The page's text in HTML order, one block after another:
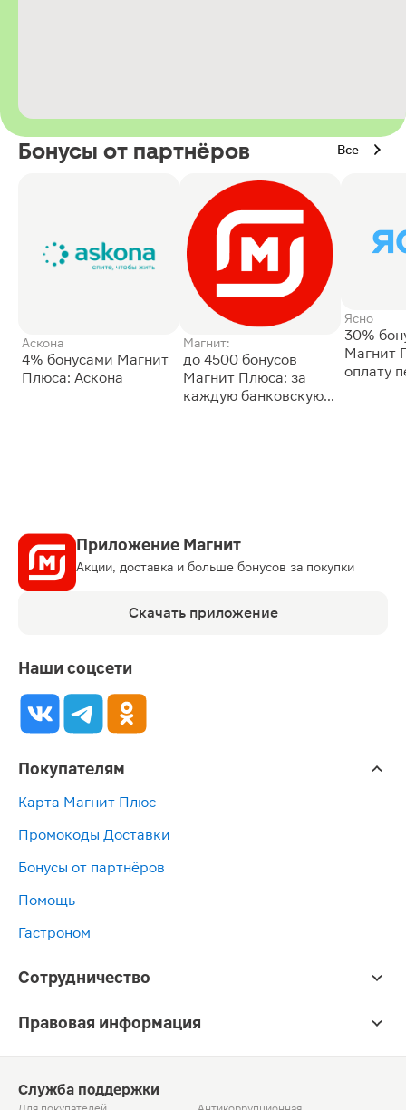
Бонусы от партнёров Все
Аскона
4% бонусами Магнит
Плюса: Аскона
Магнит:
до 4500 бонусов
Магнит Плюса: за
каждую банковскую
Ясно
30%
Магнит
оплату
Приложение Магнит
Акции, доставка и больше бонусов за покупки
Скачать приложение
Наши соцсети
Покупателям
Карта Магнит Плюс
Промокоды Доставки
Бонусы от партнёров
Помощь
Гастроном
Сотрудничество
Правовая информация
Служба поддержки